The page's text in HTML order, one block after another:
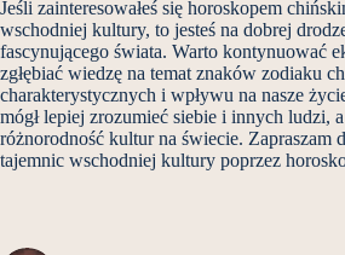
Jeśli zainteresowałeś się horoskopem
wschodniej kultury, to jesteś na dobrej
fascynującego świata. Warto kontynuować
zgłębiać wiedzę na temat znaków zodiaku
charakterystycznych i wpływu na nasze
mógł lepiej zrozumieć siebie i innych ludzi,
różnorodność kultur na świecie. Zapraszam
tajemnic wschodniej kultury poprzez